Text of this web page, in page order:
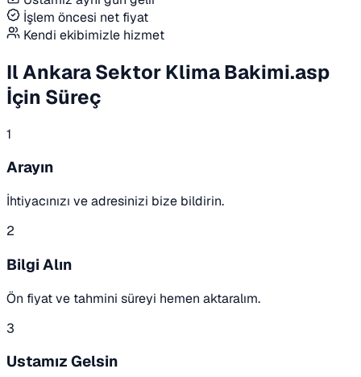
İşlem öncesi net fiyat
Kendi ekibimizle hizmet
Il Ankara Sektor Klima Bakimi.asp
İçin Süreç
1
Arayın
İhtiyacınızı ve adresinizi bize bildirin.
2
Bilgi Alın
Ön fiyat ve tahmini süreyi hemen aktaralım.
3
Ustamız Gelsin